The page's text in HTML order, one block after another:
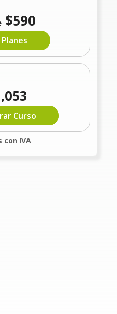
Curso
$590
con IVA